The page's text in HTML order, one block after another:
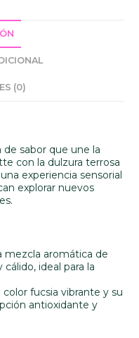
(0)
sabor que une la
con la dulzura terrosa
experiencia sensorial
explorar nuevos
mezcla aromática de
ideal para la
color fucsia vibrante y su
antioxidante y